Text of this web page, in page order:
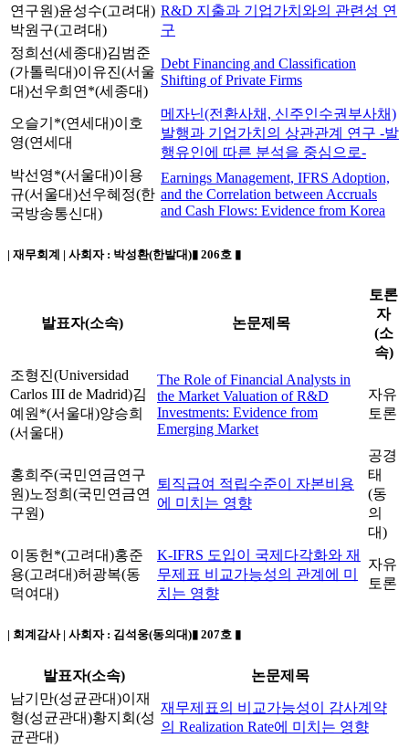
연구원)윤성수(고려대)
박원구(고려대)
R&D 지출과 기업가치와의 관련성 연
구
정희선(세종대)김범준
(가톨릭대)이유진(서울
대)선우희연*(세종대)
Debt Financing and Classification
Shifting of Private Firms
오슬기*(연세대)이호
영(연세대
메자닌(전환사채, 신주인수권부사채)
발행과 기업가치의 상관관계 연구 -발
행유인에 따른 분석을 중심으로-
박선영*(서울대)이용
규(서울대)선우혜정(한
국방송통신대)
Earnings Management, IFRS Adoption,
and the Correlation between Accruals
and Cash Flows: Evidence from Korea
| 재무회계 | 사회자 : 박성환(한밭대)▮ 206호 ▮
발표자(소속) 논문제목
토론
자
(소
속)
조형진(Universidad
Carlos III de Madrid)김
예원*(서울대)양승희
(서울대)
The Role of Financial Analysts in
the Market Valuation of R&D
Investments: Evidence from
Emerging Market
자유
토론
홍희주(국민연금연구
원)노정희(국민연금연
구원)
퇴직급여 적립수준이 자본비용
에 미치는 영향
공경
태
(동
의
대)
이동헌*(고려대)홍준
용(고려대)허광복(동
덕여대)
K-IFRS 도입이 국제다각화와 재
무제표 비교가능성의 관계에 미
치는 영향
자유
토론
| 회계감사 | 사회자 : 김석웅(동의대)▮ 207호 ▮
발표자(소속)
논문제목
남기만(성균관대)이재
형(성균관대)황지회(성
균관대)
재무제표의 비교가능성이 감사계약
의 Realization Rate에 미치는 영향